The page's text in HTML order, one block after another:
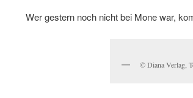
Wer gestern noch nicht bei Mone war,
© Diana Verlag,